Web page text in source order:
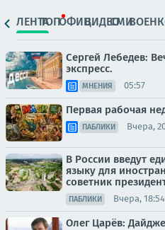
ЛЕНТАТОПОФИЦ.ВИДЕОСМИ
Сергей Лебедев:
экспресс.
МНЕНИЯ 05:57
Первая рабочая
ПАБЛИКИ Вчера,
В России введут
языку для
советник
ПАБЛИКИ Вчера, 18:54
Олег Царёв: